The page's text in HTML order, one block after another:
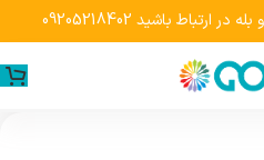
باشید 09205218402